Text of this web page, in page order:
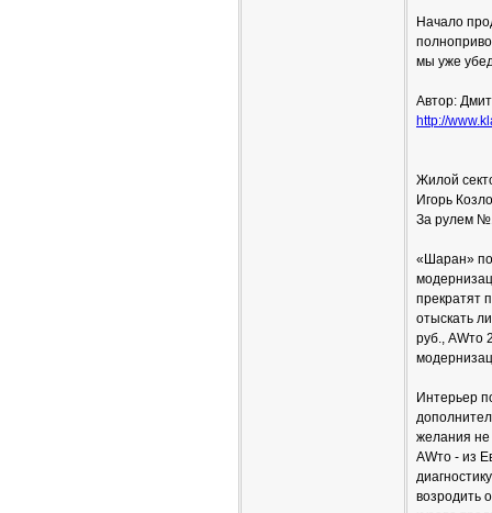
Начало
мы уже
Автор:
http://
Жилой
Игорь
За рулем
«Шаран» по
прекратят
отыскать
руб., AWто
Интерьер
желания не
AWто - из
возродить